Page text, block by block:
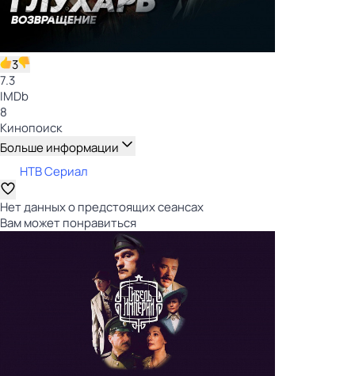
3
7.3
IMDb
8
Кинопоиск
Больше информации
НТВ Сериал
Нет данных о предстоящих сеансах
Вам может понравиться